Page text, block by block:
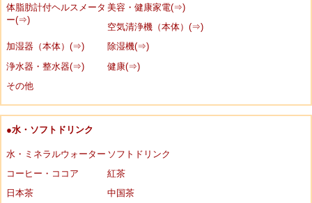
体脂肪計付ヘルスメータ
ー(⇒)
美容・健康家電(⇒)
空気清浄機（本体）(⇒)
加湿器（本体）(⇒)
除湿機(⇒)
浄水器・整水器(⇒)
健康(⇒)
その他
●水・ソフトドリンク
水・ミネラルウォーター ソフトドリンク
コーヒー・ココア
紅茶
日本茶
中国茶